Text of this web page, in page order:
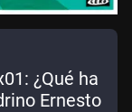
¿Qué ha
Ernesto